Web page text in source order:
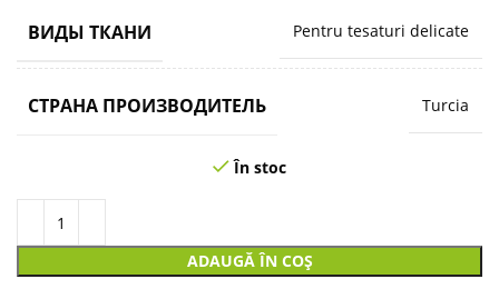
ВИДЫ ТКАНИ Pentru tesaturi delicate
СТРАНА ПРОИЗВОДИТЕЛЬ Turcia
În stoc
ADAUGĂ ÎN COȘ